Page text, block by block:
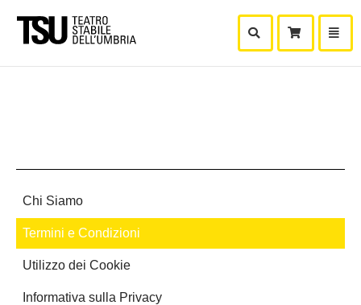
Mostra Ricerca
Chi Siamo
Termini e Condizioni
Utilizzo dei Cookie
Informativa sulla Privacy